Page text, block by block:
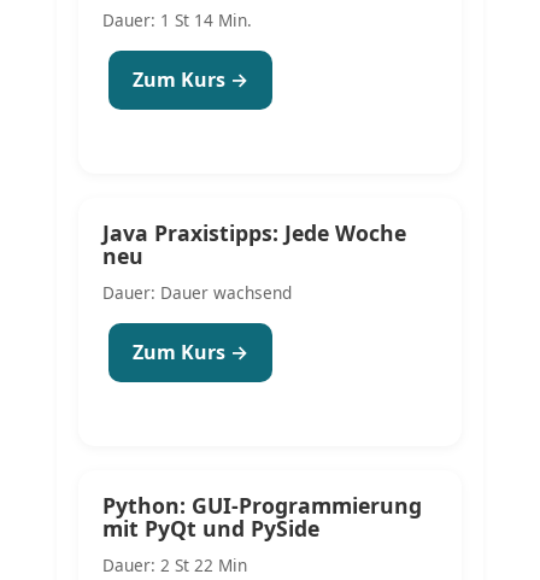
Dauer: 1 St 14 Min.
Zum Kurs →
Java Praxistipps: Jede Woche
neu
Dauer: Dauer wachsend
Zum Kurs →
Python: GUI-Programmierung
mit PyQt und PySide
Dauer: 2 St 22 Min